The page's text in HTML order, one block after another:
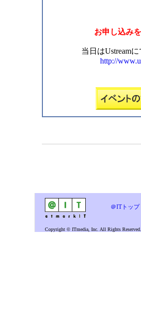
お申し込み
当日はUstream
http://
＠ITトップ
Copyright © ITmedia, Inc. All Rights Reserved.